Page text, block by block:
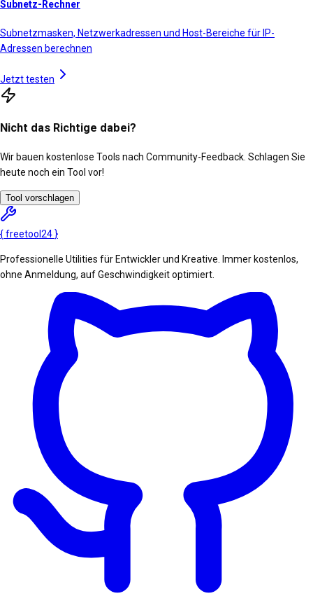
Subnetz-Rechner
Subnetzmasken, Netzwerkadressen und Host-Bereiche für IP-
Adressen berechnen
Jetzt testen
Nicht das Richtige dabei?
Wir bauen kostenlose Tools nach Community-Feedback. Schlagen Sie
heute noch ein Tool vor!
Tool vorschlagen
{freetool 24 }
Professionelle Utilities für Entwickler und Kreative. Immer kostenlos,
ohne Anmeldung, auf Geschwindigkeit optimiert.